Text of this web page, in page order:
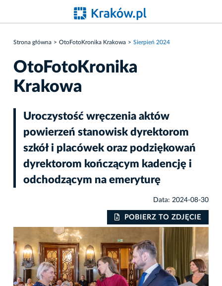
Strona główna OtoFotoKronika Krakowa Sierpień 2024
OtoFotoKronika
Krakowa
Uroczystość wręczenia aktów
powierzeń stanowisk dyrektorom
szkół i placówek oraz podziękowań
dyrektorom kończącym kadencję i
odchodzącym na emeryturę
Data: 2024-08-30
POBIERZ TO ZDJĘCIE